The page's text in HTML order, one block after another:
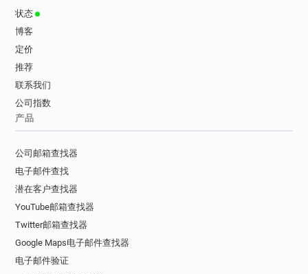
状态
博客
定价
推荐
联系我们
公司指数
产品
公司邮箱查找器
电子邮件查找
潜在客户查找器
YouTube邮箱查找器
Twitter邮箱查找器
Google Maps电子邮件查找器
电子邮件验证